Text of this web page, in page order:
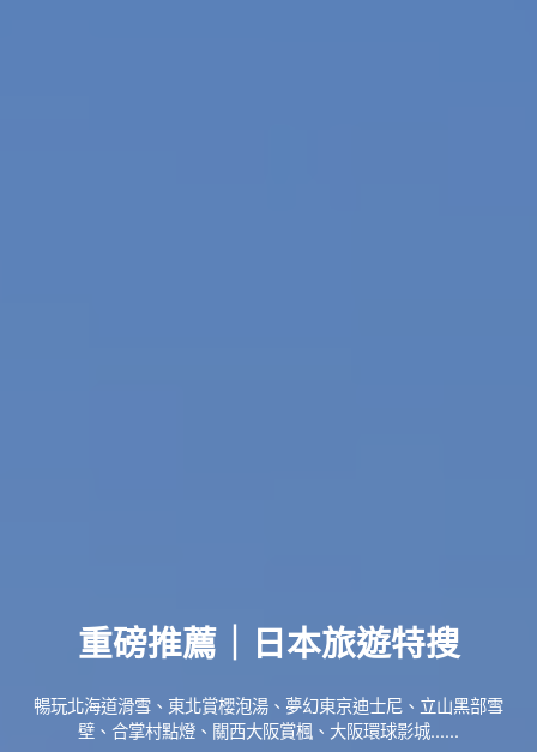
重磅推薦｜日本旅遊特搜
暢玩北海道滑雪、東北賞櫻泡湯、夢幻東京迪士尼、立山黑部雪
壁、合掌村點燈、關西大阪賞楓、大阪環球影城......